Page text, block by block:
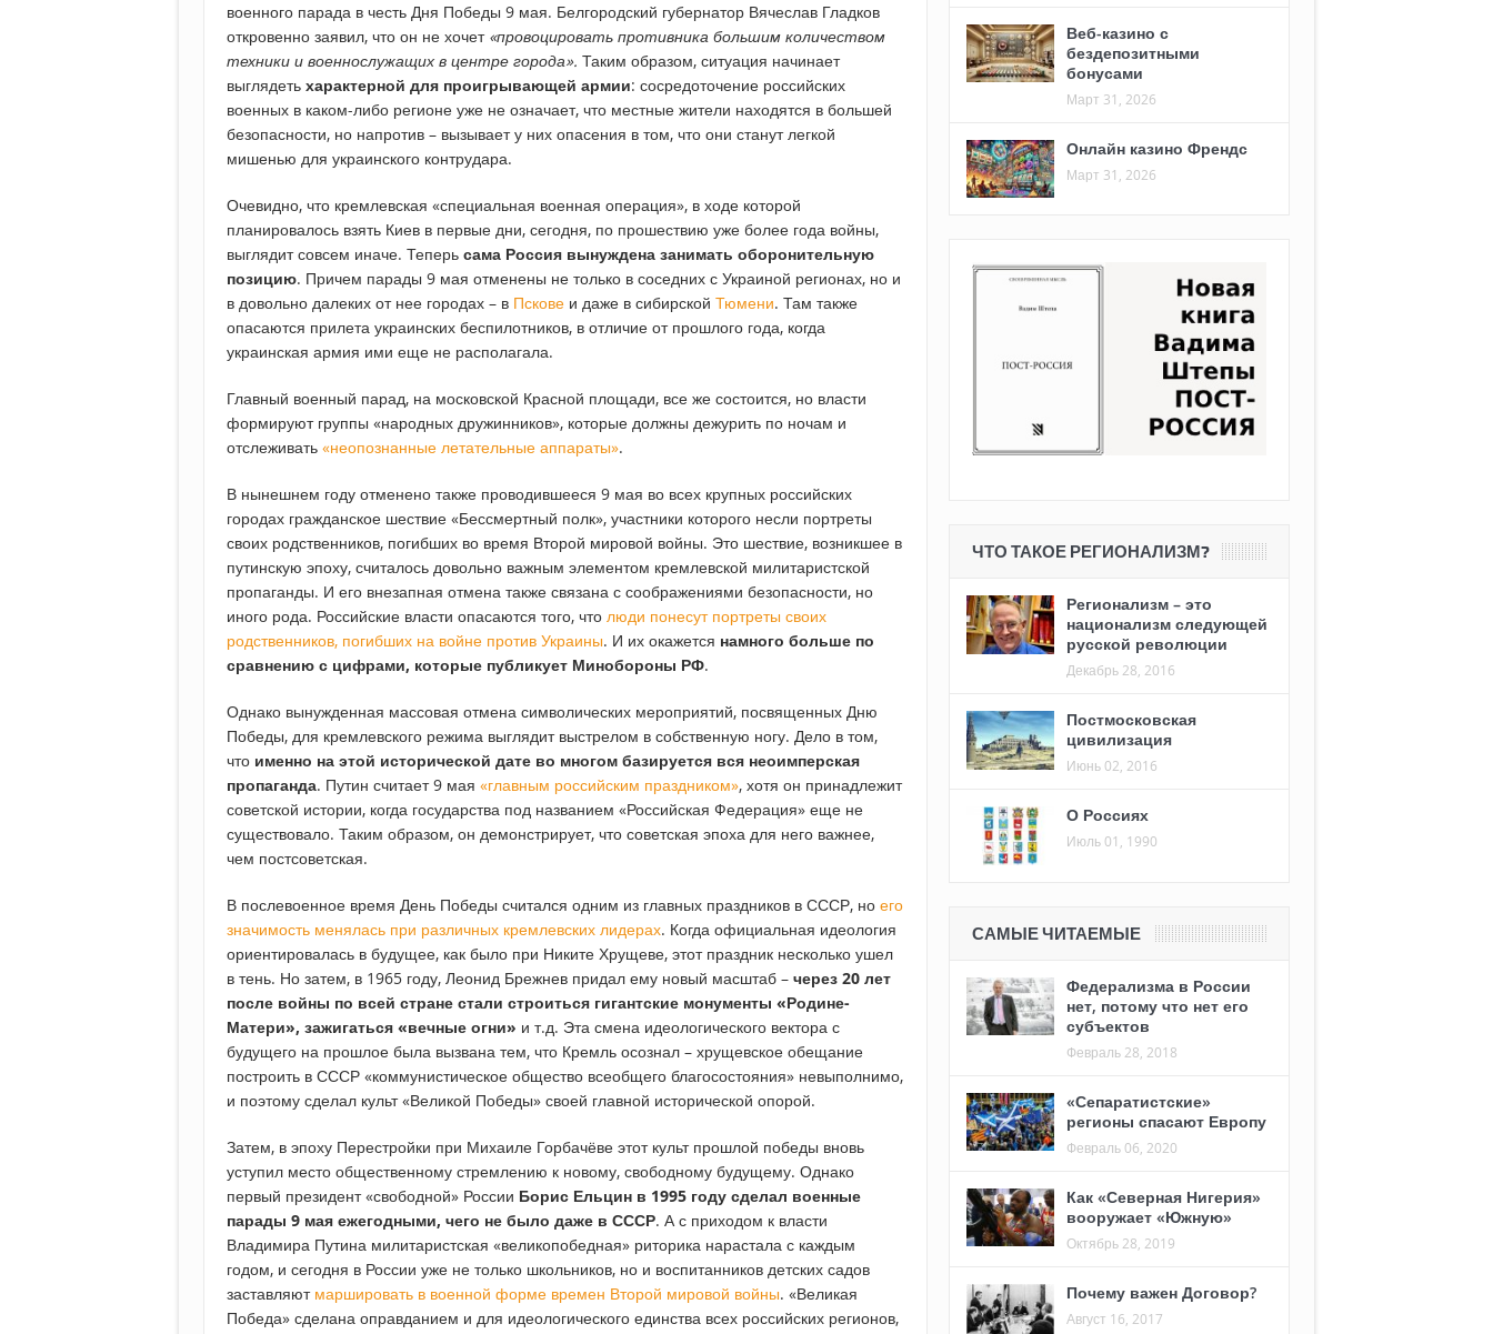
военного парада в честь Дня Победы 9 мая. Белгородский губернатор Вячеслав Гладков
откровенно заявил, что он не хочет «провоцировать противника большим количеством
техники и военнослужащих в центре города». Таким образом, ситуация начинает
выглядеть характерной для проигрывающей армии: сосредоточение российских
военных в каком-либо регионе уже не означает, что местные жители находятся в большей
безопасности, но напротив – вызывает у них опасения в том, что они станут легкой
мишенью для украинского контрудара.
Очевидно, что кремлевская «специальная военная операция», в ходе которой
планировалось взять Киев в первые дни, сегодня, по прошествию уже более года войны,
выглядит совсем иначе. Теперь сама Россия вынуждена занимать оборонительную
позицию. Причем парады 9 мая отменены не только в соседних с Украиной регионах, но и
в довольно далеких от нее городах – в Пскове и даже в сибирской Тюмени. Там также
опасаются прилета украинских беспилотников, в отличие от прошлого года, когда
украинская армия ими еще не располагала.
Главный военный парад, на московской Красной площади, все же состоится, но власти
формируют группы «народных дружинников», которые должны дежурить по ночам и
отслеживать «неопознанные летательные аппараты».
В нынешнем году отменено также проводившееся 9 мая во всех крупных российских
городах гражданское шествие «Бессмертный полк», участники которого несли портреты
своих родственников, погибших во время Второй мировой войны. Это шествие, возникшее в
путинскую эпоху, считалось довольно важным элементом кремлевской милитаристской
пропаганды. И его внезапная отмена также связана с соображениями безопасности, но
иного рода. Российские власти опасаются того, что люди понесут портреты своих
родственников, погибших на войне против Украины. И их окажется намного больше по
сравнению с цифрами, которые публикует Минобороны РФ.
Однако вынужденная массовая отмена символических мероприятий, посвященных Дню
Победы, для кремлевского режима выглядит выстрелом в собственную ногу. Дело в том,
что именно на этой исторической дате во многом базируется вся неоимперская
пропаганда. Путин считает 9 мая «главным российским праздником», хотя он принадлежит
советской истории, когда государства под названием «Российская Федерация» еще не
существовало. Таким образом, он демонстрирует, что советская эпоха для него важнее,
чем постсоветская.
В послевоенное время День Победы считался одним из главных праздников в СССР, но его
значимость менялась при различных кремлевских лидерах. Когда официальная идеология
ориентировалась в будущее, как было при Никите Хрущеве, этот праздник несколько ушел
в тень. Но затем, в 1965 году, Леонид Брежнев придал ему новый масштаб – через 20 лет
после войны по всей стране стали строиться гигантские монументы «Родине-
Матери», зажигаться «вечные огни» и т.д. Эта смена идеологического вектора с
будущего на прошлое была вызвана тем, что Кремль осознал – хрущевское обещание
построить в СССР «коммунистическое общество всеобщего благосостояния» невыполнимо,
и поэтому сделал культ «Великой Победы» своей главной исторической опорой.
Затем, в эпоху Перестройки при Михаиле Горбачёве этот культ прошлой победы вновь
уступил место общественному стремлению к новому, свободному будущему. Однако
первый президент «свободной» России Борис Ельцин в 1995 году сделал военные
парады 9 мая ежегодными, чего не было даже в СССР. А с приходом к власти
Владимира Путина милитаристская «великопобедная» риторика нарастала с каждым
годом, и сегодня в России уже не только школьников, но и воспитанников детских садов
заставляют маршировать в военной форме времен Второй мировой войны. «Великая
Победа» сделана оправданием и для идеологического единства всех российских регионов,
Веб-казино с
бездепозитными
бонусами
Март 31, 2026
Онлайн казино Френдс
Март 31, 2026
ЧТО ТАКОЕ РЕГИОНАЛИЗМ?
Регионализм – это
национализм следующей
русской революции
Декабрь 28, 2016
Постмосковская
цивилизация
Июнь 02, 2016
О Россиях
Июль 01, 1990
САМЫЕ ЧИТАЕМЫЕ
Федерализма в России
нет, потому что нет его
субъектов
Февраль 28, 2018
«Сепаратистские»
регионы спасают Европу
Февраль 06, 2020
Как «Северная Нигерия»
вооружает «Южную»
Октябрь 28, 2019
Почему важен Договор?
Август 16, 2017